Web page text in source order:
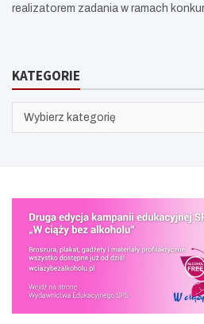
realizatorem zadania w ramach
KATEGORIE
KATEGORIE